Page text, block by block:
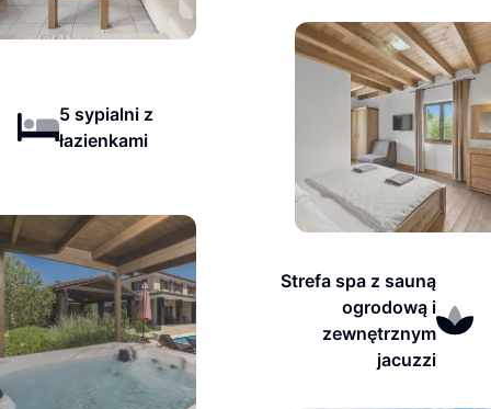
5 sypialni z
łazienkami
Strefa spa z sauną
ogrodową i
zewnętrznym
jacuzzi